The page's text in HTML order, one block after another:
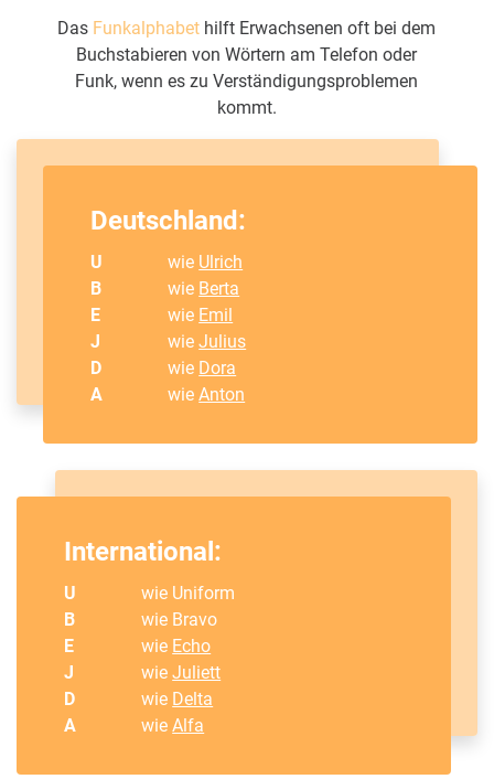
Das Funkalphabet hilft Erwachsenen oft bei dem
Buchstabieren von Wörtern am Telefon oder
Funk, wenn es zu Verständigungsproblemen
kommt.
Deutschland:
U wie Ulrich
B
wie Berta
E
wie Emil
J
wieJulius
D
wie Dora
A
wieAnton
International:
U
wie Uniform
B
wie Bravo
E
wie Echo
J
wieJuliett
D
wie Delta
A
wieAlfa